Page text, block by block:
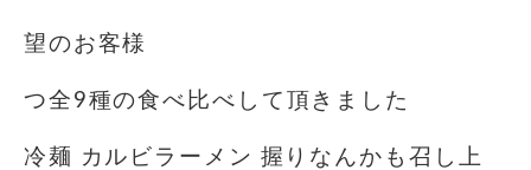
望のお客様
つ全9種の食べ比べして頂きました
冷麺 カルビラーメン 握りなんかも召し上